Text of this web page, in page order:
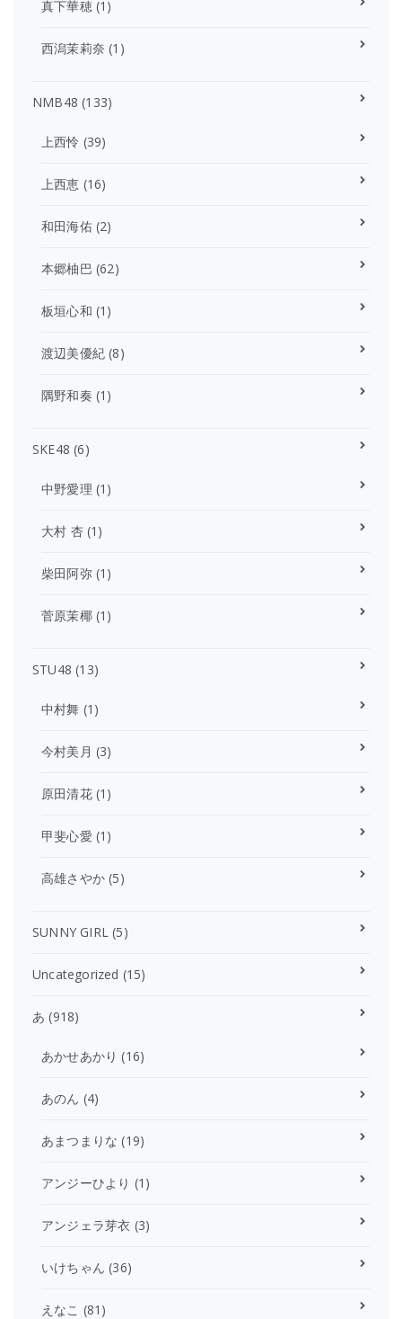
真下華穂(1)
西潟茉莉奈 (1)
NMB48 (133)
上西怜 (39)
上西恵 (16)
和田海佑(2)
本郷柚巴 (62)
板垣心和 (1)
渡辺美優紀 (8)
隅野和奏 (1)
SKE48 (6)
中野愛理 (1)
大村 杏(1)
柴田阿弥(1)
菅原茉椰(1)
STU48 (13)
中村舞 (1)
今村美月 (3)
原田清花(1)
甲斐心愛 (1)
高雄さやか (5)
SUNNY GIRL (5)
Uncategorized (15)
あ (918)
あかせあかり (16)
あのん (4)
あまつまりな (19)
アンジーひより (1)
アンジェラ芽衣 (3)
いけちゃん (36)
えなこ (81)